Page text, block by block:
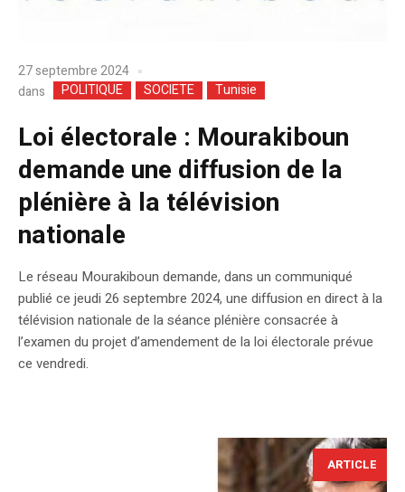
27 septembre 2024
dans
POLITIQUE SOCIETE Tunisie
Loi électorale : Mourakiboun
demande une diffusion de la
plénière à la télévision
nationale
Le réseau Mourakiboun demande, dans un communiqué
publié ce jeudi 26 septembre 2024, une diffusion en direct à la
télévision nationale de la séance plénière consacrée à
l’examen du projet d’amendement de la loi électorale prévue
ce vendredi.
ARTICLE